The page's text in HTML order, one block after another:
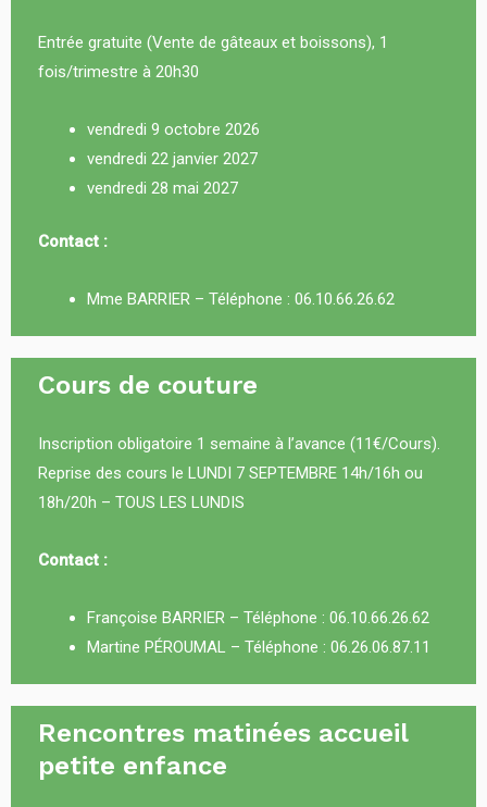
Entrée gratuite (Vente de gâteaux et boissons), 1
fois/trimestre à 20h30
vendredi 9 octobre 2026
vendredi 22 janvier 2027
vendredi 28 mai 2027
Contact :
Mme BARRIER – Téléphone : 06.10.66.26.62
Cours de couture
Inscription obligatoire 1 semaine à l’avance (11€/Cours).
Reprise des cours le LUNDI 7 SEPTEMBRE 14h/16h ou
18h/20h – TOUS LES LUNDIS
Contact :
Françoise BARRIER – Téléphone : 06.10.66.26.62
Martine PÉROUMAL – Téléphone : 06.26.06.87.11
Rencontres matinées accueil
petite enfance